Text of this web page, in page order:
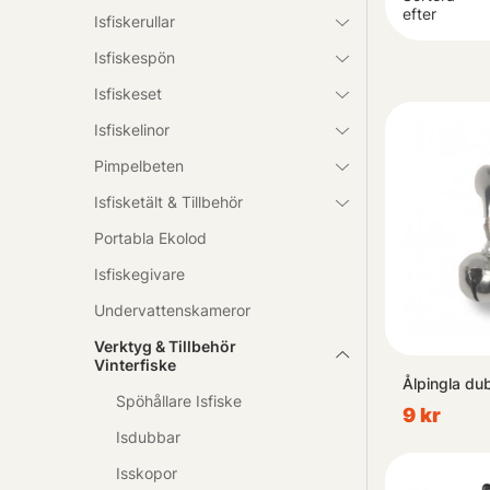
Isfiskerullar
Isfiskespön
Isfiskeset
Isfiskelinor
Pimpelbeten
Isfisketält & Tillbehör
Portabla Ekolod
Isfiskegivare
Undervattenskameror
Verktyg & Tillbehör
Vinterfiske
Spöhållare Isfiske
Isdubbar
Isskopor
erbjuder
Så tveka inte
efter
Ålpingla
9 kr